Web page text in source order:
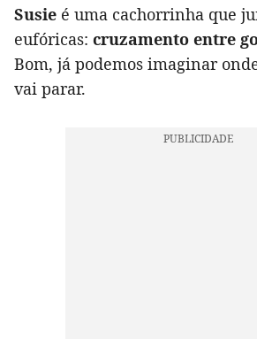
Susie é uma cachorrinha que
eufóricas: cruzamento entre
Bom, já podemos imaginar
vai parar.